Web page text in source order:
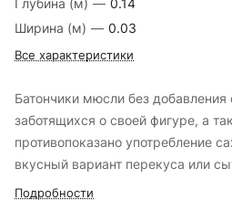
Глубина (м) — 0.14
Ширина (м) — 0.03
Все характеристики
Батончики мюсли без
заботящихся о своей фигуре, а
противопоказано употребление
вкусный вариант перекуса или
батончики мюсли с йогуртом или
Подробности